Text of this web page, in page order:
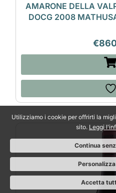
AMARONE DELLA
DOCG 2008
€
Utilizziamo i cookie per offrirti la
sito. Leggi
Continua
Accetta